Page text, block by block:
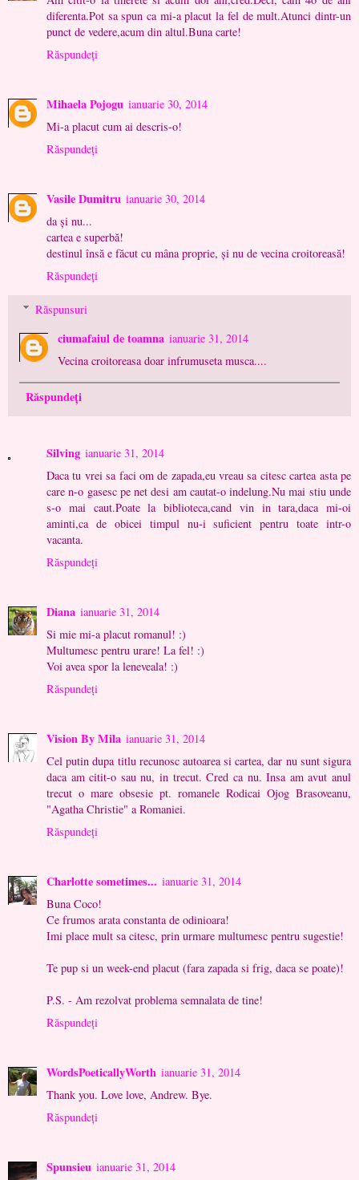
diferenta.Pot sa spun ca mi-a placut la fel de mult.Atunci dintr-un
punct de vedere,acum din altul.Buna carte!
Răspundeți
Mihaela Pojogu ianuarie 30, 2014
Mi-a placut cum ai descris-o!
Răspundeți
Vasile Dumitru ianuarie 30, 2014
da și nu...
cartea e superbă!
destinul însă e făcut cu mâna proprie, și nu de vecina croitoreasă!
Răspundeți
Răspunsuri
ciumafaiul de toamna ianuarie 31, 2014
Vecina croitoreasa doar infrumuseta musca....
Răspundeți
Silving ianuarie 31, 2014
Daca tu vrei sa faci om de zapada,eu vreau sa citesc cartea asta pe
care n-o gasesc pe net desi am cautat-o indelung.Nu mai stiu unde
s-o mai caut.Poate la biblioteca,cand vin in tara,daca mi-oi
aminti,ca de obicei timpul nu-i suficient pentru toate intr-o
vacanta.
Răspundeți
Diana ianuarie 31, 2014
Si mie mi-a placut romanul! :)
Multumesc pentru urare! La fel! :)
Voi avea spor la leneveala! :)
Răspundeți
Vision By Mila ianuarie 31, 2014
Cel putin dupa titlu recunosc autoarea si cartea, dar nu sunt sigura
daca am citit-o sau nu, in trecut. Cred ca nu. Insa am avut anul
trecut o mare obsesie pt. romanele Rodicai Ojog Brasoveanu,
"Agatha Christie" a Romaniei.
Răspundeți
Charlotte sometimes... ianuarie 31, 2014
Buna Coco!
Ce frumos arata constanta de odinioara!
Imi place mult sa citesc, prin urmare multumesc pentru sugestie!
Te pup si un week-end placut (fara zapada si frig, daca se poate)!
P.S. - Am rezolvat problema semnalata de tine!
Răspundeți
WordsPoeticallyWorth ianuarie 31, 2014
Thank you. Love love, Andrew. Bye.
Răspundeți
Spunsieu ianuarie 31, 2014